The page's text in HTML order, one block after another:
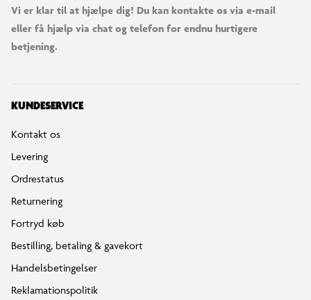
Vi er klar til at hjælpe dig! Du kan kontakte os via e-mail
eller få hjælp via chat og telefon for endnu hurtigere
betjening.
KUNDESERVICE
Kontakt os
Levering
Ordrestatus
Returnering
Fortryd køb
Bestilling, betaling & gavekort
Handelsbetingelser
Reklamationspolitik